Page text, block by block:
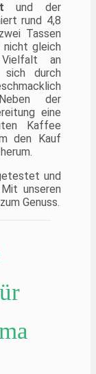
und der
rund 4,8
Tassen
gleich
an
sich durch
der
eine
Kaffee
den Kauf
und
unseren
Genuss.